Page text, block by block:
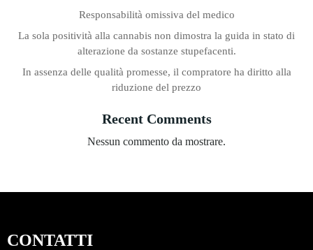
Responsabilità omissiva del medico
La sola positività alla cannabis non dimostra la guida in stato di
alterazione da sostanze stupefacenti.
In assenza delle qualità promesse, il compratore ha diritto alla
riduzione del prezzo
Recent Comments
Nessun commento da mostrare.
CONTATTI